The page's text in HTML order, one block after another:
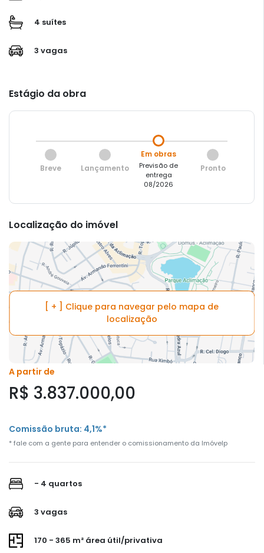
4 suítes
3 vagas
Estágio da obra
Breve Lançamento
Em obras
Previsão de
entrega
08/2026
Pronto
Localização do imóvel
[ + ] Clique para navegar pelo mapa de
localização
A partir de
R$ 3.837.000,00
Comissão bruta: 4,1%*
* fale com a gente para entender o comissionamento da Imóvelp
- 4 quartos
3 vagas
170 - 365 m² área útil/privativa